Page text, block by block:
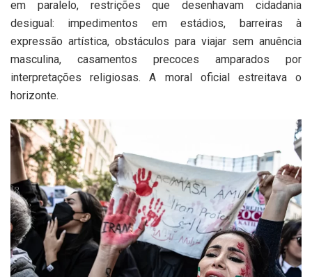
em paralelo, restrições que desenhavam cidadania
desigual: impedimentos em estádios, barreiras à
expressão artística, obstáculos para viajar sem anuência
masculina, casamentos precoces amparados por
interpretações religiosas. A moral oficial estreitava o
horizonte.